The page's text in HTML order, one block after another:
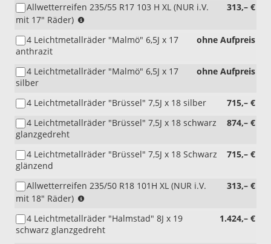
313,– €
Allwetterreifen 235/55 R17 103 H XL (NUR i.V.
mit 17" Räder)
mit
ohne Aufpreis
4 Leichtmetallräder "Malmö" 6,5J x 17
anthrazit
ohne Aufpreis
4 Leichtmetallräder "Malmö" 6,5J x 17
silber
715,– €
4 Leichtmetallräder "Brüssel" 7,5J x 18 silber
874,– €
4 Leichtmetallräder "Brüssel" 7,5J x 18 schwarz
glanzgedreht
715,– €
4 Leichtmetallräder "Brüssel" 7,5J x 18 Schwarz
glänzend
313,– €
Allwetterreifen 235/50 R18 101H XL (NUR i.V.
mit 18" Räder)
mit
18"
1.424,– €
4 Leichtmetallräder "Halmstad" 8J x 19
schwarz glanzgedreht